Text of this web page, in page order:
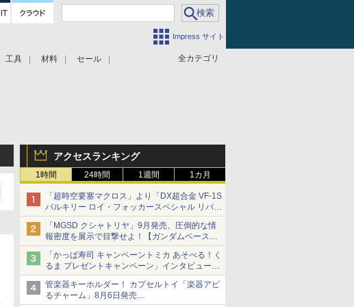
Impress サイト
全カテゴリ
工具 材料 セール
アクセスランキング
1時間 24時間 1週間 1カ月
「超時空要塞マクロス」より「DX超合金 VF-1S
バルキリー ロイ・フォッカースペシャル リバイ
バルVer.」本日発売！
「MGSD クシャトリヤ」9月発売、圧倒的な情
報密度を展示で目撃せよ！【ガンダムベース撮
り下ろし】
「かっぱ寿司 キャンペーントミカ あそべる！く
るま プレゼントキャンペーン」インタビュー
子どもが楽しめるかっぱ寿司ならではの体験と
コラボの楽しさを追求
管楽器キーホルダー！ カプセルトイ「楽器アピ
るチャーム」8月6日発売